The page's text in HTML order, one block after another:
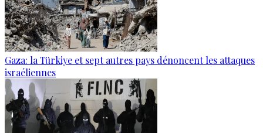
Gaza: la Türkiye et sept autres pays dénoncent les attaques
israéliennes